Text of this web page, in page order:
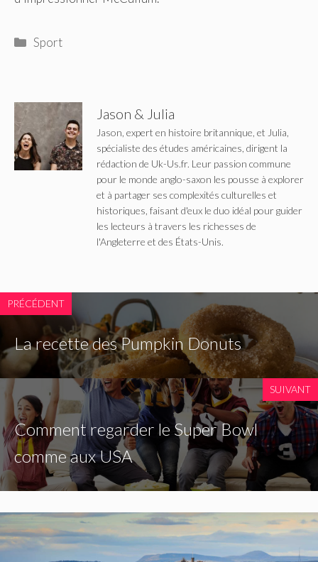
Catégories
Sport
Jason & Julia
Jason, expert en histoire britannique, et Julia,
spécialiste des études américaines, dirigent la
rédaction de Uk-Us.fr. Leur passion commune
pour le monde anglo-saxon les pousse à explorer
et à partager ses complexités culturelles et
historiques, faisant d'eux le duo idéal pour guider
les lecteurs à travers les richesses de
l'Angleterre et des États-Unis.
PRÉCÉDENT
La recette des Pumpkin Donuts
SUIVANT
Comment regarder le Super Bowl
comme aux USA